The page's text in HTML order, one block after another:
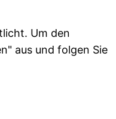
Um den
aus und folgen Sie